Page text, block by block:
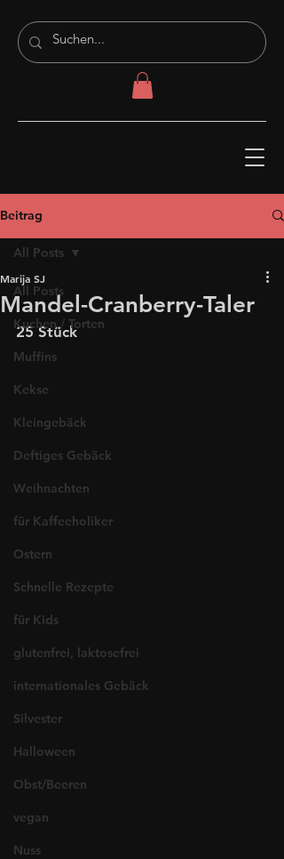
Beitrag
All Posts
Kuchen / Torten
Muffins
Kekse
Kleingebäck
Deftiges Gebäck
Weihnachten
für Kaffeeholiker
Ostern
Schnelle Rezepte
für Kids
glutenfrei, laktosefrei
internationales Gebäck
Silvester
Halloween
Obst/Beeren
vegan
Nuss
All Posts
Mandel-Cranberry-Taler
Marija SJ
25 Stück